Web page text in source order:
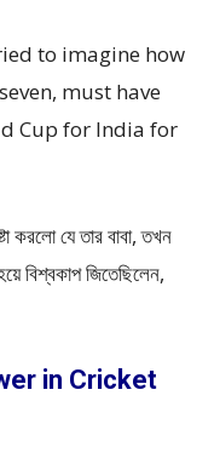
to imagine how
must have
Cup for India for
করলো যে তার বাবা, তখন
বিশ্বকাপ জিতেছিলেন,
in Cricket